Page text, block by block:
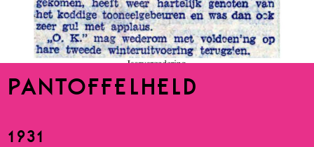
PANTOFFELHELD
1931